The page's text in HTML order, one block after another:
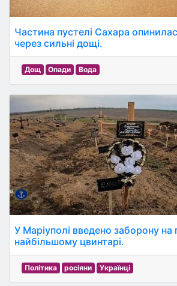
Частина пустелі Сахара
через сильні дощі.
Дощ Опади Вода
У Маріуполі введено заборону на
найбільшому цвинтарі.
Політика росіяни Українці